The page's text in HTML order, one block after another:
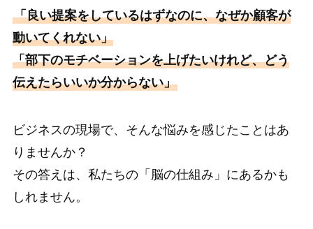
「良い提案をしているはずなのに、なぜか顧客が
動いてくれない」
「部下のモチベーションを上げたいけれど、どう
伝えたらいいか分からない」
ビジネスの現場で、そんな悩みを感じたことはあ
りませんか？
その答えは、私たちの「脳の仕組み」にあるかも
しれません。